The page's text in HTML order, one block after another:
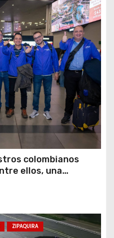
colombianos
ellos, una
Ubaté
ZIPAQUIRA